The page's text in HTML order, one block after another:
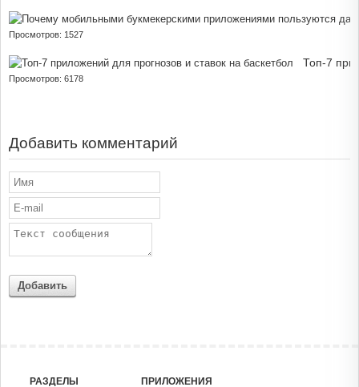
Просмотров: 1527
Топ-7
Просмотров: 6178
Добавить комментарий
Добавить
РАЗДЕЛЫ ПРИЛОЖЕНИЯ